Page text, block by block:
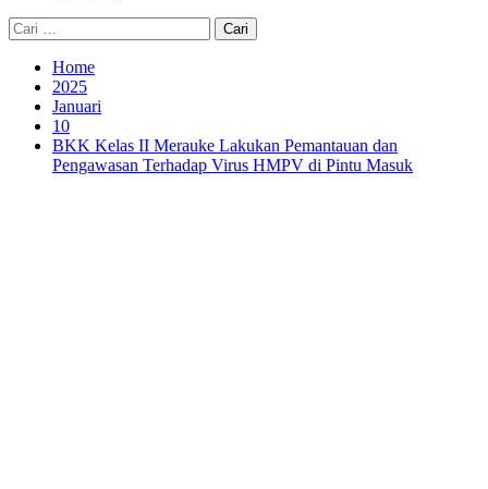
Cari
untuk:
Home
2025
Januari
10
BKK Kelas II Merauke Lakukan Pemantauan dan
Pengawasan Terhadap Virus HMPV di Pintu Masuk